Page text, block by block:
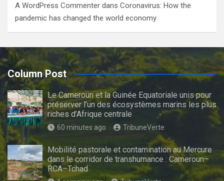
A WordPress Commenter dans Coronavirus: How the
pandemic has changed the world economy
Column Post
Le Cameroun et la Guinée Equatoriale unis pour
préserver l’un des écosystèmes marins les plus
riches d’Afrique centrale
60 minutes ago TribuneVerte
Mobilité pastorale et contamination au Mercure
dans le corridor de transhumance : Cameroun–
RCA–Tchad